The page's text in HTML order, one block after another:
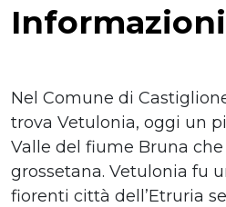
Nel Comune di
trova Vetulonia, oggi un
Valle del fiume Bruna
grossetana. Vetulonia fu
fiorenti città dell’Etruria